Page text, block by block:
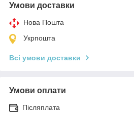
Умови доставки
Нова Пошта
Укрпошта
Всі умови доставки
Умови оплати
Післяплата